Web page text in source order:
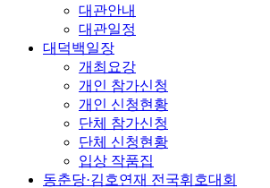
대관안내
대관일정
대덕백일장
개최요강
개인 참가신청
개인 신청현황
단체 참가신청
단체 신청현황
입상 작품집
동춘당·김호연재 전국휘호대회